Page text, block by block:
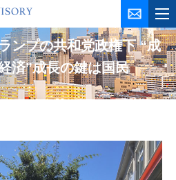
ンプの共和党政権下 “成
済”成長の鍵は国民